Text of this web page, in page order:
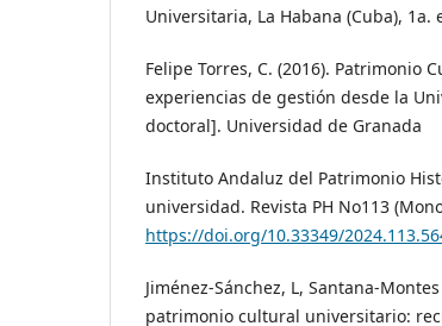
Universitaria, La Habana (Cuba), 1a.
Felipe Torres, C. (2016). Patrimonio
experiencias de gestión desde la
doctoral]. Universidad de Granada
Instituto Andaluz del Patrimonio
universidad. Revista PH No113
https://doi.org/10.33349/
Jiménez-Sánchez, L, Santana-
patrimonio cultural universitario: